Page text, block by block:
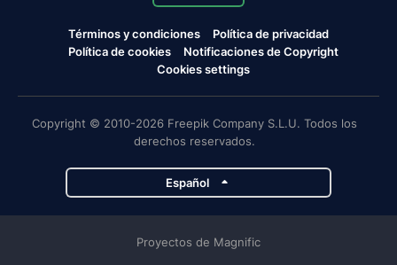
Términos y condiciones
Política de privacidad
Política de cookies
Notificaciones de Copyright
Cookies settings
Copyright © 2010-2026 Freepik Company S.L.U. Todos los
derechos reservados.
Español
Proyectos de Magnific